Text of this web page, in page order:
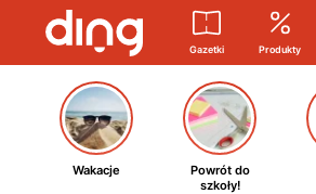
Gazetki Produkty
Wakacje
Powrót do
szkoły!